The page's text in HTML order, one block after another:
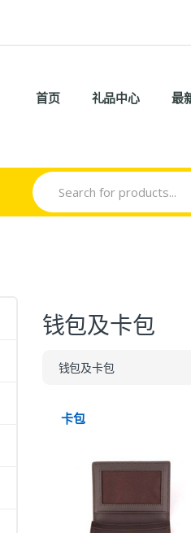
首页 礼品中心 最
Search
for:
钱包及卡包
钱包及卡包
卡包